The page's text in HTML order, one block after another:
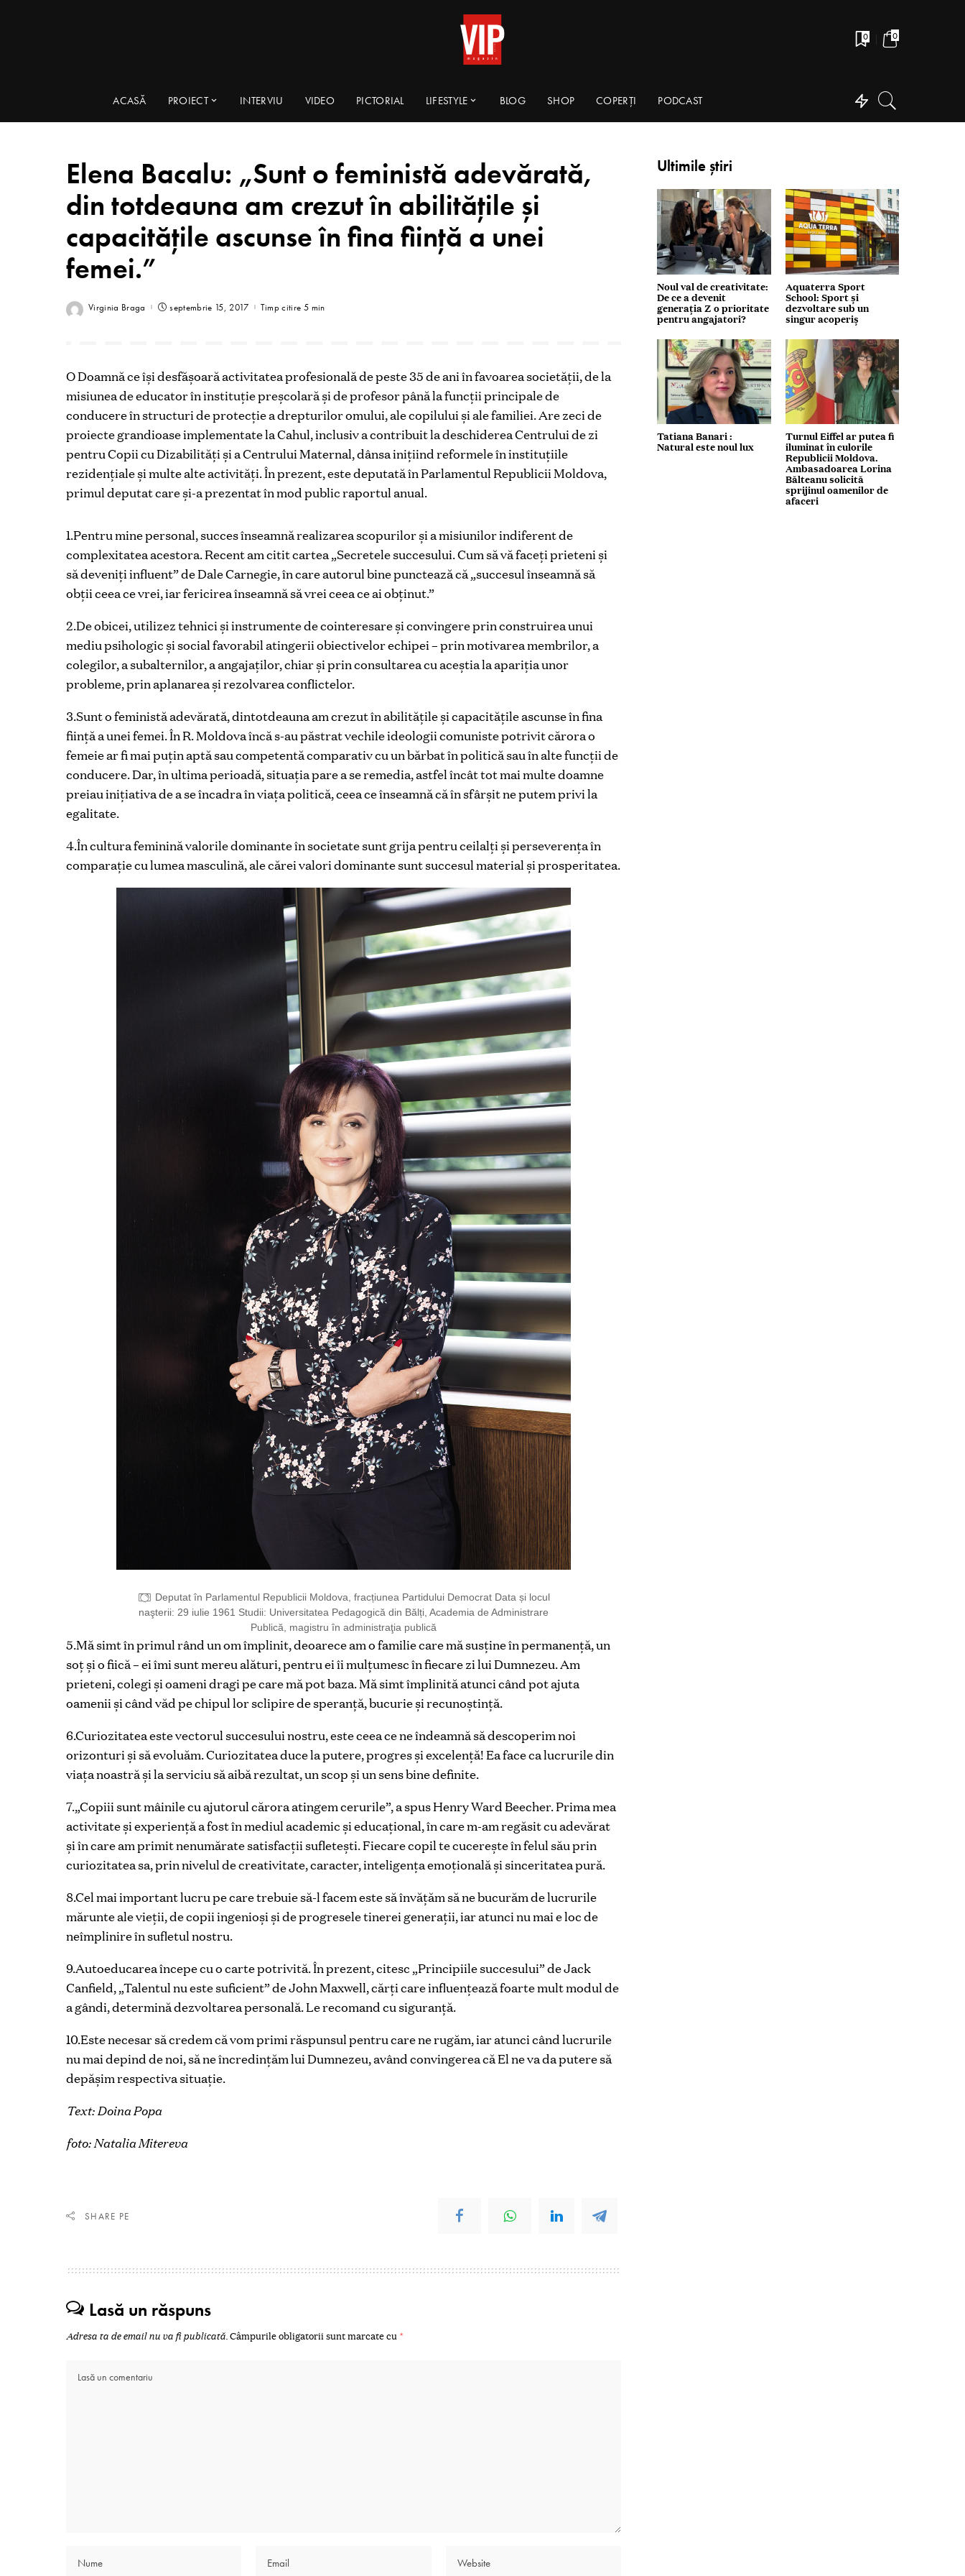
0 0
ACASĂ PROIECT INTERVIU VIDEO PICTORIAL LIFESTYLE BLOG SHOP COPERȚI PODCAST
Elena Bacalu: „Sunt o feministă adevărată,
din totdeauna am crezut în abilitățile și
capacitățile ascunse în fina ființă a unei
femei.”
Virginia Braga septembrie 15, 2017 Timp citire 5 min
O Doamnă ce își desfășoară activitatea profesională de peste 35 de ani în favoarea societății, de la
misiunea de educator în instituție preșcolară și de profesor până la funcții principale de
conducere în structuri de protecție a drepturilor omului, ale copilului și ale familiei. Are zeci de
proiecte grandioase implementate la Cahul, inclusiv a contribuit la deschiderea Centrului de zi
pentru Copii cu Dizabilități și a Centrului Maternal, dânsa inițiind reformele în instituțiile
rezidențiale și multe alte activități. În prezent, este deputată în Parlamentul Republicii Moldova,
primul deputat care și-a prezentat în mod public raportul anual.
1.Pentru mine personal, succes înseamnă realizarea scopurilor și a misiunilor indiferent de
complexitatea acestora. Recent am citit cartea „Secretele succesului. Cum să vă faceți prieteni și
să deveniți influent” de Dale Carnegie, în care autorul bine punctează că „succesul înseamnă să
obţii ceea ce vrei, iar fericirea înseamnă să vrei ceea ce ai obţinut.”
2.De obicei, utilizez tehnici și instrumente de cointeresare și convingere prin construirea unui
mediu psihologic şi social favorabil atingerii obiectivelor echipei – prin motivarea membrilor, a
colegilor, a subalternilor, a angajaților, chiar și prin consultarea cu aceștia la apariţia unor
probleme, prin aplanarea şi rezolvarea conflictelor.
3.Sunt o feministă adevărată, dintotdeauna am crezut în abilitățile și capacitățile ascunse în fina
ființă a unei femei. În R. Moldova încă s-au păstrat vechile ideologii comuniste potrivit cărora o
femeie ar fi mai puțin aptă sau competentă comparativ cu un bărbat în politică sau în alte funcții de
conducere. Dar, în ultima perioadă, situația pare a se remedia, astfel încât tot mai multe doamne
preiau inițiativa de a se încadra în viața politică, ceea ce înseamnă că în sfârșit ne putem privi la
egalitate.
4.În cultura feminină valorile dominante în societate sunt grija pentru ceilalţi şi perseverenţa în
comparație cu lumea masculină, ale cărei valori dominante sunt succesul material şi prosperitatea.
Deputat în Parlamentul Republicii Moldova, fracțiunea Partidului Democrat Data și locul
naşterii: 29 iulie 1961 Studii: Universitatea Pedagogică din Bălți, Academia de Administrare
Publică, magistru în administraţia publică
5.Mă simt în primul rând un om împlinit, deoarece am o familie care mă susține în permanență, un
soț și o fiică – ei îmi sunt mereu alături, pentru ei îi mulțumesc în fiecare zi lui Dumnezeu. Am
prieteni, colegi și oameni dragi pe care mă pot baza. Mă simt împlinită atunci când pot ajuta
oamenii și când văd pe chipul lor sclipire de speranță, bucurie și recunoștință.
6.Curiozitatea este vectorul succesului nostru, este ceea ce ne îndeamnă să descoperim noi
orizonturi și să evoluăm. Curiozitatea duce la putere, progres și excelență! Ea face ca lucrurile din
viața noastră și la serviciu să aibă rezultat, un scop și un sens bine definite.
7.„Copiii sunt mâinile cu ajutorul cărora atingem cerurile”, a spus Henry Ward Beecher. Prima mea
activitate și experiență a fost în mediul academic și educațional, în care m-am regăsit cu adevărat
și în care am primit nenumărate satisfacții sufletești. Fiecare copil te cucerește în felul său prin
curiozitatea sa, prin nivelul de creativitate, caracter, inteligența emoțională și sinceritatea pură.
8.Cel mai important lucru pe care trebuie să-l facem este să învățăm să ne bucurăm de lucrurile
mărunte ale vieții, de copii ingenioși și de progresele tinerei generații, iar atunci nu mai e loc de
neîmplinire în sufletul nostru.
9.Autoeducarea începe cu o carte potrivită. În prezent, citesc „Principiile succesului” de Jack
Canfield, „Talentul nu este suficient” de John Maxwell, cărți care influențează foarte mult modul de
a gândi, determină dezvoltarea personală. Le recomand cu siguranță.
10.Este necesar să credem că vom primi răspunsul pentru care ne rugăm, iar atunci când lucrurile
nu mai depind de noi, să ne încredințăm lui Dumnezeu, având convingerea că El ne va da putere să
depășim respectiva situație.
Text: Doina Popa
foto: Natalia Mitereva
SHARE PE
Lasă un răspuns
Adresa ta de email nu va fi publicată.Câmpurile obligatorii sunt marcate cu *
Ultimile știri
Noul val de creativitate:
De ce a devenit
generația Z o prioritate
pentru angajatori?
Aquaterra Sport
School: Sport și
dezvoltare sub un
singur acoperiș
Tatiana Banari :
Natural este noul lux
Turnul Eiffel ar putea fi
iluminat în culorile
Republicii Moldova.
Ambasadoarea Lorina
Bălteanu solicită
sprijinul oamenilor de
afaceri